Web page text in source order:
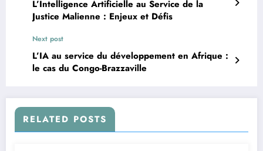
L’Intelligence Artificielle au Service de la
Justice Malienne : Enjeux et Défis
Next post
L’IA au service du développement en Afrique :
le cas du Congo-Brazzaville
RELATED POSTS